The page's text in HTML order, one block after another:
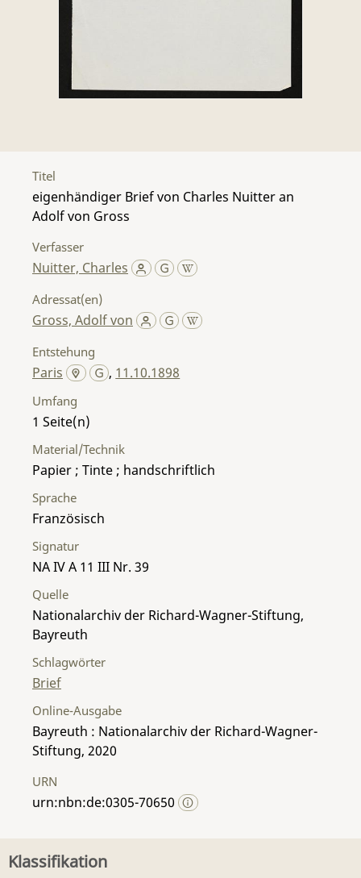
Titel
eigenhändiger Brief von Charles Nuitter an
Adolf von Gross
Verfasser
Nuitter, Charles
Adressat(en)
Gross, Adolf von
Entstehung
Paris , 11.10.1898
Umfang
1
Material/Technik
Papier ; Tinte ; handschriftlich
Sprache
Französisch
Signatur
NA IV A 11 III Nr. 39
Quelle
Nationalarchiv der Richard-Wagner-Stiftung,
Bayreuth
Schlagwörter
Brief
Online-Ausgabe
Bayreuth : Nationalarchiv der Richard-Wagner-
Stiftung, 2020
URN
urn:nbn:de:0305-70650
Klassifikation